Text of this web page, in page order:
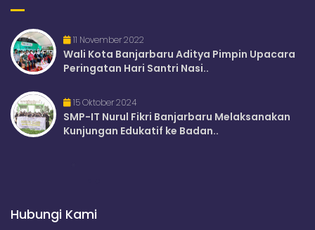
11 November 2022
Wali Kota Banjarbaru Aditya Pimpin Upacara
Peringatan Hari Santri Nasi..
15 Oktober 2024
SMP-IT Nurul Fikri Banjarbaru Melaksanakan
Kunjungan Edukatif ke Badan..
Hubungi Kami